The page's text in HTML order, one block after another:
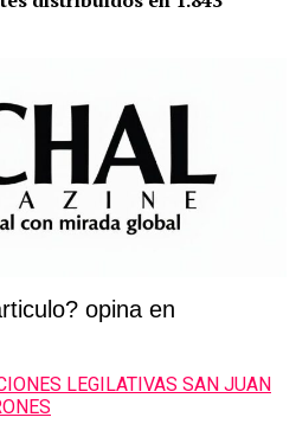
opina en
LEGILATIVAS SAN JUAN